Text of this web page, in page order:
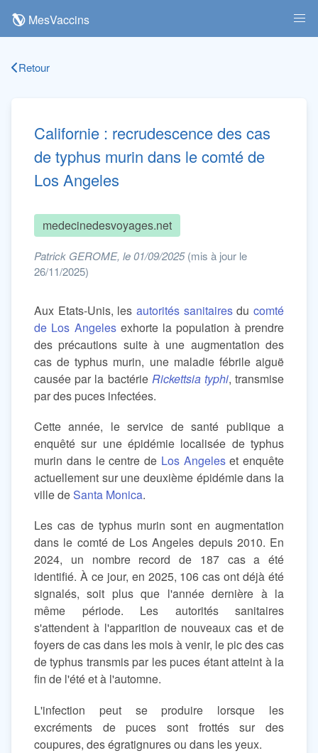
MesVaccins
Retour
Californie : recrudescence des cas
de typhus murin dans le comté de
Los Angeles
medecinedesvoyages.net
Patrick GEROME, le 01/09/2025 (mis à jour le
26/11/2025)
Aux Etats-Unis, les autorités sanitairesducomté
de Los Angelesexhorte la population à prendre
des précautions suite à une augmentation des
cas de typhus murin, une maladie fébrile aiguë
causée par la bactérie Rickettsia typhi, transmise
par des puces infectées.
Cette année, le service de santé publique a
enquêté sur une épidémie localisée de typhus
murin dans le centre de Los Angeleset enquête
actuellement sur une deuxième épidémie dans la
ville deSanta Monica.
Les cas de typhus murin sont en augmentation
dans le comté de Los Angeles depuis 2010. En
2024, un nombre record de 187 cas a été
identifié. À ce jour, en 2025, 106 cas ont déjà été
signalés, soit plus que l'année dernière à la
même période. Les autorités sanitaires
s'attendent à l'apparition de nouveaux cas et de
foyers de cas dans les mois à venir, le pic des cas
de typhus transmis par les puces étant atteint à la
fin de l'été et à l'automne.
L'infection peut se produire lorsque les
excréments de puces sont frottés sur des
coupures, des égratignures ou dans les yeux.